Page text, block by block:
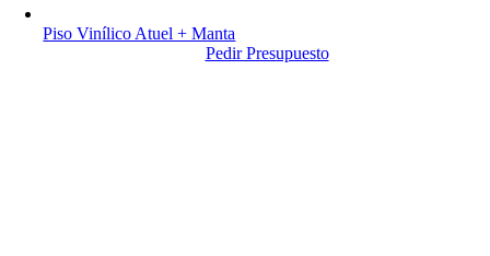
Piso Vinílico Atuel + Manta
Pedir Presupuesto